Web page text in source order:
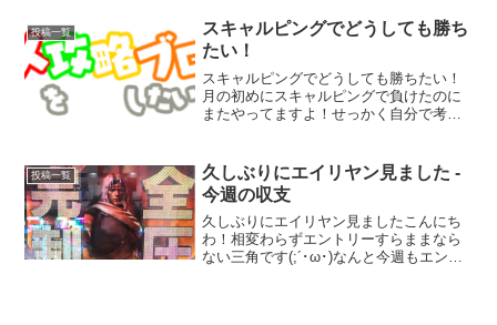
かそれで行こうとはせず現在に至るまで
様々な方法を試しま...
投稿一覧
スキャルピングでどうしても勝ち
たい！
スキャルピングでどうしても勝ちたい！
月の初めにスキャルピングで負けたのに
またやってますよ！せっかく自分で考え
いです( ﾟДﾟ)でもスキャルピングでどうし
ても勝ちたいんで...
投稿一覧
久しぶりにエイリヤン見ました -
今週の収支
久しぶりにエイリヤン見ましたこんにち
わ！相変わらずエントリーすらままなら
ない三角です(;´･ω･)なんと今週もエント